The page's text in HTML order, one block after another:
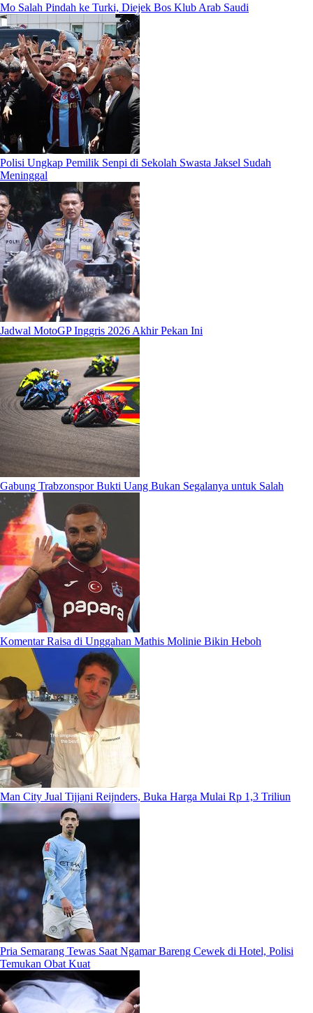
Mo Salah Pindah ke Turki, Diejek Bos Klub Arab Saudi
Polisi Ungkap Pemilik Senpi di Sekolah Swasta Jaksel Sudah
Meninggal
Jadwal MotoGP Inggris 2026 Akhir Pekan Ini
Gabung Trabzonspor Bukti Uang Bukan Segalanya untuk Salah
Komentar Raisa di Unggahan Mathis Molinie Bikin Heboh
Man City Jual Tijjani Reijnders, Buka Harga Mulai Rp 1,3 Triliun
Pria Semarang Tewas Saat Ngamar Bareng Cewek di Hotel, Polisi
Temukan Obat Kuat